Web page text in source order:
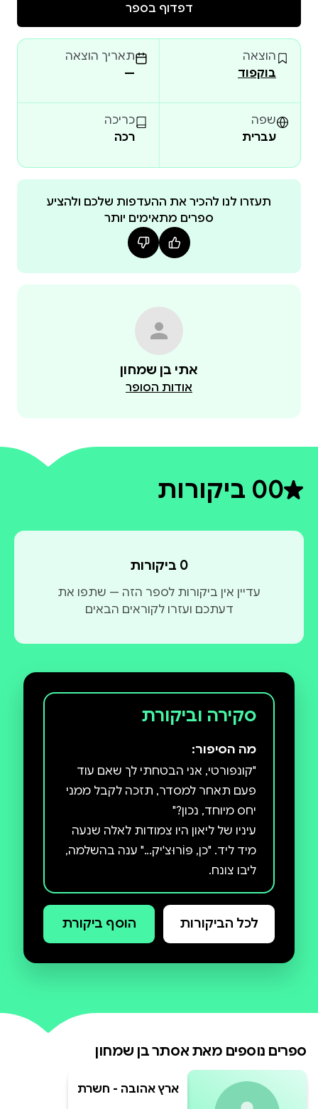
בולגריה 1942. מדינה פשיסטית החברה בציר הרשע,
חותמת על הסכם לגירוש יהודֶיהָ להשמדה, אך משתמשת
ברובם ככוח עבודה זול לבניה ושיקום של תשתיות, תחת
איום של גירוש מתמיד. זהו המשך סיפורם של ליאון
ובלנקה קונפורטי במהלך מלחמת העולם השנייה,
המבוסס על סיפור אמיתי. ליאון נשלח לעבודות כפייה
מסוכנות במחנות העבודה, בעוד בלנקה וילדיהם
מגורשים לערי השדה בחוסר כול. בוגדן דראגנוב, הקצין
הבולגרי, מוצא עצמו נקרע בין נאמנותו לשלטון הפשיסטי
לבין מצפונו, ומסכן את חייו ואת חיי משפחתו בניסיון לסייע
ארץ אהובה – כעלה נידף ברוח הוא חלקה השני של סאגה
מרתקת העוקבת אחרי משפחת קונפורטי במלחמה
המלחמה הקשה מכול ומסתיימת בניצחון, עליית
בקרוב יראה אור חלקה האחרון של הסאגה - חוף
דפדוף בספר
הוצאה
בוקפוד
תאריך הוצאה
—
שפה
עברית
כריכה
רכה
תעזרו לנו להכיר את ההעדפות שלכם ולהציע
ספרים מתאימים יותר
אתי בן שמחון
אודות הסופר
0דירוג ממוצע 0 מתוך 5
0 ביקורות
0 ביקורות
עדיין אין ביקורות לספר הזה — שתפו את
דעתכם ועזרו לקוראים הבאים
סקירה וביקורת
מה הסיפור:
"קונפורטי, אני הבטחתי לך שאם עוד
פעם תאחר למסדר, תזכה לקבל ממני
עיניו של ליאון היו צמודות לאלה שנעה
מיד ליד. "כן, פּוֹרוּצ'יק..." ענה בהשלמה,
"אני ידוע כאדם העומד בדיבורו...אני
אעלה אותך על הרכבת ואתה תיסע
מכאן אל הדנובה, שם ממתינה
לכל הביקורות הוסף ביקורת
ספרים נוספים מאתאסתר בן שמחון
ארץ אהובה - חשרת